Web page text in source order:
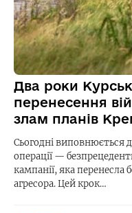
Два роки
перенесення
злам планів
Сьогодні виповнюється
операції —
кампанії, яка перенесла
агресора. Цей крок…